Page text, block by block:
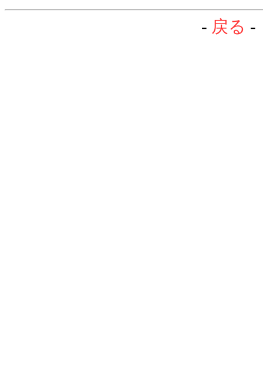
- 戻る -